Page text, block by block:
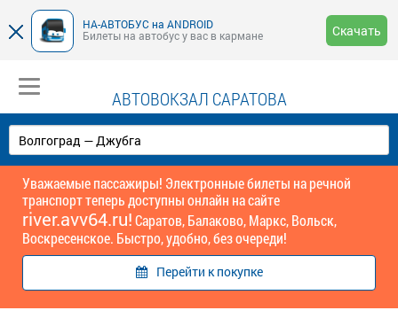
НА-АВТОБУС на ANDROID
Билеты на автобус у вас в кармане
Скачать
АВТОВОКЗАЛ САРАТОВА
Уважаемые пассажиры! Электронные билеты на речной
транспорт теперь доступны онлайн на сайте
river.avv64.ru!Саратов, Балаково, Маркс, Вольск,
Воскресенское. Быстро, удобно, без очереди!
Перейти к покупке